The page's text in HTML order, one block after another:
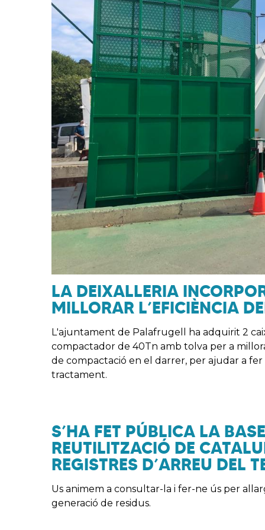
LA DEIXALLERIA
MILLORAR L’EFICIÈNCIA
L'ajuntament de Palafrugell ha adquirit 2
compactador de 40Tn amb tolva per a
de compactació en el darrer, per ajudar a
tractament.
S’HA FET PÚBLICA LA
REUTILITZACIÓ DE
REGISTRES D’ARREU DEL
Us animem a consultar-la i fer-ne ús per
generació de residus.